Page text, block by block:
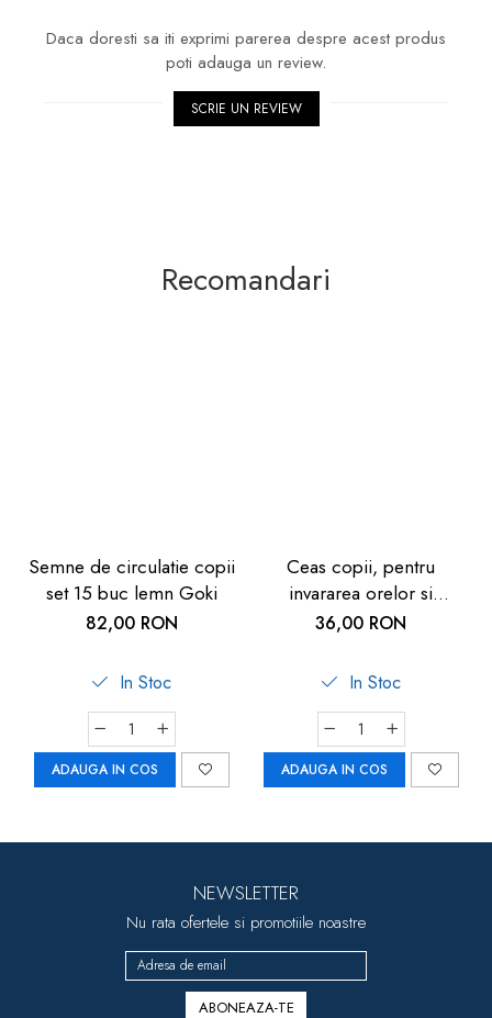
Daca doresti sa iti exprimi parerea despre acest produs
poti adauga un review.
SCRIE UN REVIEW
Recomandari
Semne de circulatie copii
set 15 buc lemn Goki
82,00 RON
In Stoc
ADAUGA IN COS
Ceas copii, pentru
invararea orelor si
minutelor, de lemn, 5
36,00 RON
In Stoc
ADAUGA IN COS
NEWSLETTER
Nu rata ofertele si promotiile noastre